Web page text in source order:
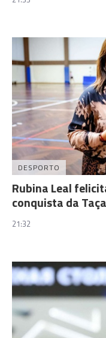
DESPORTO
Rubina Leal
conquista da
21:32